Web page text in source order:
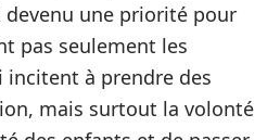
devenu une priorité pour
pas seulement les
à prendre des
mais surtout la volonté